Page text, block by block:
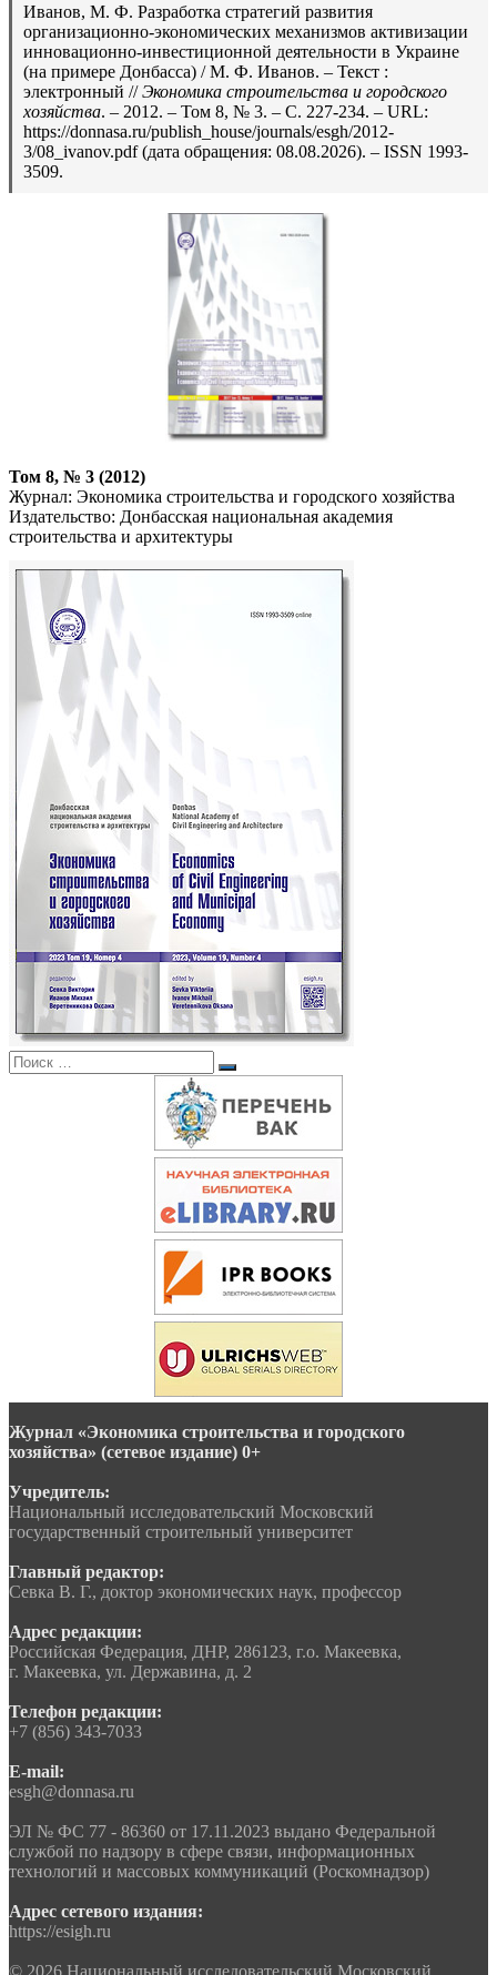
Иванов, М. Ф. Разработка стратегий развития
организационно-экономических механизмов активизации
инновационно-инвестиционной деятельности в Украине
(на примере Донбасса) / М. Ф. Иванов. – Текст :
электронный //Экономика строительства и городского
хозяйства. – 2012. – Том 8, № 3. – С. 227-234. – URL:
https://donnasa.ru/publish_house/journals/esgh/2012-
3/08_ivanov.pdf (дата обращения: 08.08.2026). – ISSN 1993-
3509.
Том 8, № 3 (2012)
Журнал: Экономика строительства и городского хозяйства
Издательство: Донбасская национальная академия
строительства и архитектуры
Поиск:
Поиск
Журнал «Экономика строительства и городского
хозяйства» (сетевое издание) 0+
Учредитель:
Национальный исследовательский Московский
государственный строительный университет
Главный редактор:
Севка В. Г., доктор экономических наук, профессор
Адрес редакции:
Российская Федерация, ДНР, 286123, г.о. Макеевка,
г. Макеевка, ул. Державина, д. 2
Телефон редакции:
+7 (856) 343-7033
E-mail:
esgh@donnasa.ru
ЭЛ № ФС 77 - 86360 от 17.11.2023 выдано Федеральной
службой по надзору в сфере связи, информационных
технологий и массовых коммуникаций (Роскомнадзор)
Адрес сетевого издания:
https://esigh.ru
© 2026 Национальный исследовательский Московский